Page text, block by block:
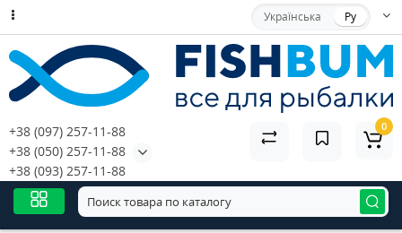
Українська Ру
+38 (097) 257-11-88
+38 (050) 257-11-88
+38 (093) 257-11-88
0